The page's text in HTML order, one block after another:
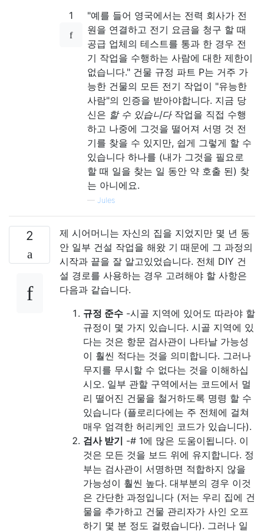
1
"예를 들어 영국에서는 전력 회사가 전
원을 연결하고 전기 요금을 청구 할 때
공급 업체의 테스트를 통과 한 경우 전
기 작업을 수행하는 사람에 대한 제한이
없습니다." 건물 규정 파트 P는 거주 가
능한 건물의 모든 전기 작업이 "유능한
사람"의 인증을 받아야합니다. 지금 당
신은 할 수 있습니다작업을 직접 수행
하고 나중에 그것을 떨어져 서명 것 전
기를 찾을 수 있지만, 쉽게 그렇게 할 수
있습니다 하나를 (내가 그것을 필요로
할 때 일을 찾는 일 동안 약 호출 된) 찾
는 아니에요.
— Jules
2
제 시어머니는 자신의 집을 지었지만 몇 년 동
안 일부 건설 작업을 해왔 기 때문에 그 과정의
시작과 끝을 잘 알고있었습니다. 전체 DIY 건
설 경로를 사용하는 경우 고려해야 할 사항은
다음과 같습니다.
규정 준수 -시골 지역에 있어도 따라야 할
규정이 몇 가지 있습니다. 시골 지역에 있
다는 것은 항문 검사관이 나타날 가능성
이 훨씬 적다는 것을 의미합니다. 그러나
무지를 무시할 수 없다는 것을 이해하십
시오. 일부 관할 구역에서는 코드에서 멀
리 떨어진 건물을 철거하도록 명령 할 수
있습니다 (플로리다에는 주 전체에 걸쳐
매우 엄격한 허리케인 코드가 있습니다).
검사 받기 -# 1에 많은 도움이됩니다. 이
것은 모든 것을 보드 위에 유지합니다. 정
부는 검사관이 서명하면 적합하지 않을
가능성이 훨씬 높다. 대부분의 경우 이것
은 간단한 과정입니다 (저는 우리 집에 건
물을 추가하고 건물 관리자가 사인 오프
하기 몇 분 정도 걸렸습니다). 그러나 일